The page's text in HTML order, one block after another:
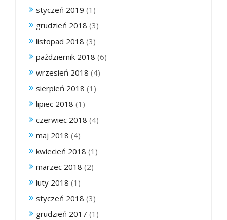
styczeń 2019 (1)
grudzień 2018 (3)
listopad 2018 (3)
październik 2018 (6)
wrzesień 2018 (4)
sierpień 2018 (1)
lipiec 2018 (1)
czerwiec 2018 (4)
maj 2018 (4)
kwiecień 2018 (1)
marzec 2018 (2)
luty 2018 (1)
styczeń 2018 (3)
grudzień 2017 (1)